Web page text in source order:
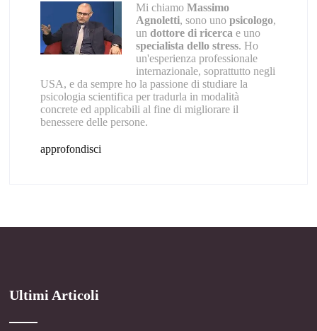
Mi chiamo Massimo
Agnoletti, sono uno psicologo,
un dottore di ricerca e uno
specialista dello stress. Ho
un'esperienza professionale
internazionale, soprattutto negli
USA, e da sempre ho la passione di studiare la
psicologia scientifica per tradurla in modalità
concrete ed applicabili al fine di migliorare il
benessere delle persone.
approfondisci
Ultimi Articoli